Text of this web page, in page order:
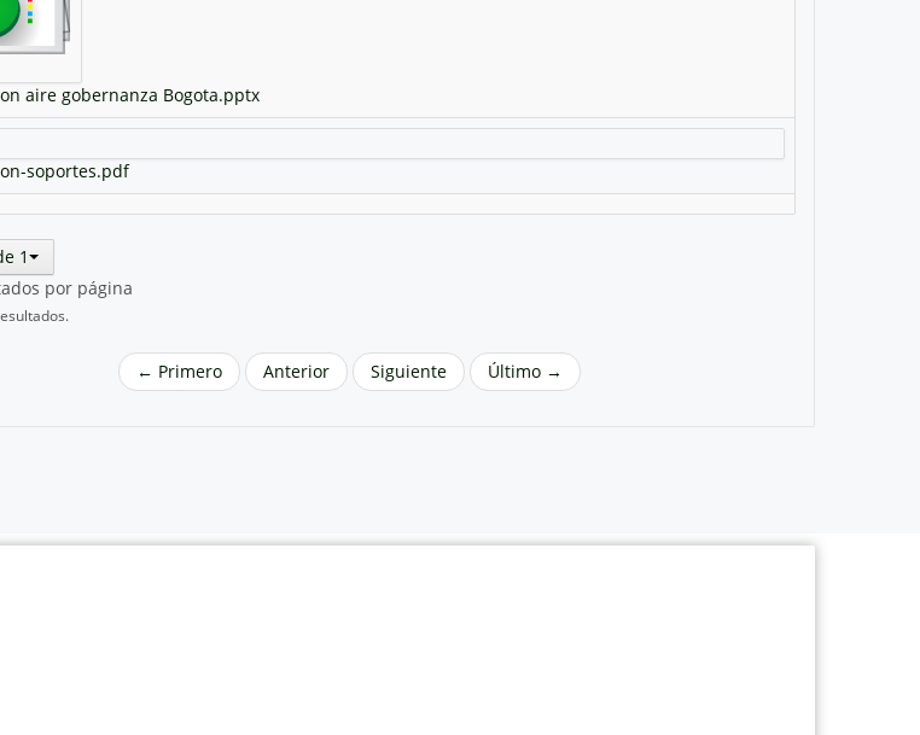
aire gobernanza Bogota.pptx
soportes.pdf
1
por página
← Primero Anterior Siguiente Último →